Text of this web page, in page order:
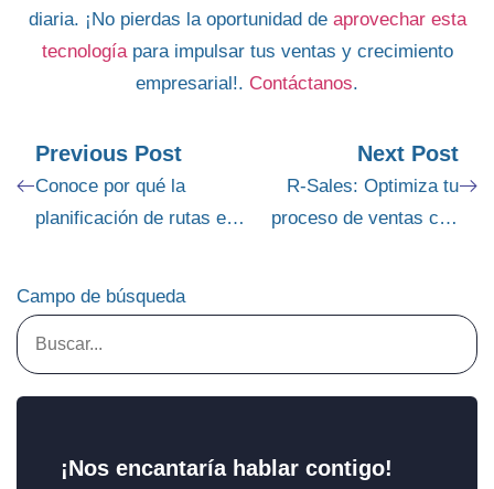
diaria. ¡No pierdas la oportunidad de aprovechar esta
tecnologíapara impulsar tus ventas y crecimiento
empresarial!. Contáctanos.
Previous Post
Conoce por qué la
planificación de rutas es
Next Post
R-Sales: Optimiza tu
proceso de ventas con
Campo de búsqueda
¡Nos encantaría hablar contigo!